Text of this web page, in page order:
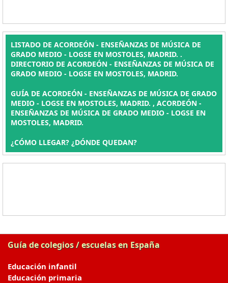
LISTADO DE ACORDEÓN - ENSEÑANZAS DE MÚSICA DE
GRADO MEDIO - LOGSE EN MOSTOLES, MADRID. .
DIRECTORIO DE ACORDEÓN - ENSEÑANZAS DE MÚSICA DE
GRADO MEDIO - LOGSE EN MOSTOLES, MADRID.
GUÍA DE ACORDEÓN - ENSEÑANZAS DE MÚSICA DE GRADO
MEDIO - LOGSE EN MOSTOLES, MADRID. , ACORDEÓN -
ENSEÑANZAS DE MÚSICA DE GRADO MEDIO - LOGSE EN
MOSTOLES, MADRID.
¿CÓMO LLEGAR? ¿DÓNDE QUEDAN?
Guía de colegios / escuelas en España
Educación infantil
Educación primaria